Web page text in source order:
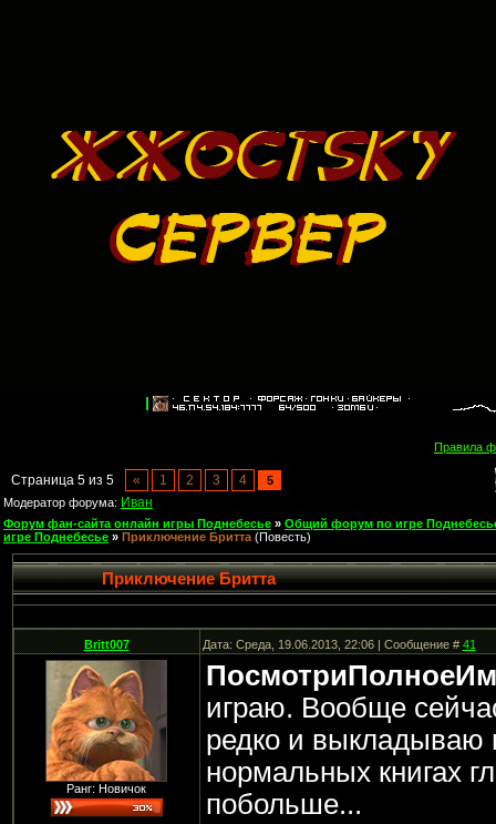
Правила
Страница 5 из 5 « 1 2 3 4
5
Модератор форума: Иван
Форум фан-сайта онлайн игры Поднебесье » Общий форум по игре
игре Поднебесье » Приключение Бритта (Повесть)
Приключение Бритта
Britt007 Дата: Среда, 19.06.2013, 22:06 | Сообщение #41
Ранг: Новичок
играю. Вообще
редко и выкладываю
нормальных книгах
побольше...